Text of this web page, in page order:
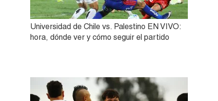
Universidad de Chile vs. Palestino EN VIVO:
hora, dónde ver y cómo seguir el partido